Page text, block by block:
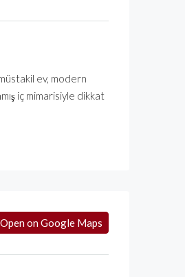
ev, modern
iç mimarisiyle dikkat
Open on Google Maps